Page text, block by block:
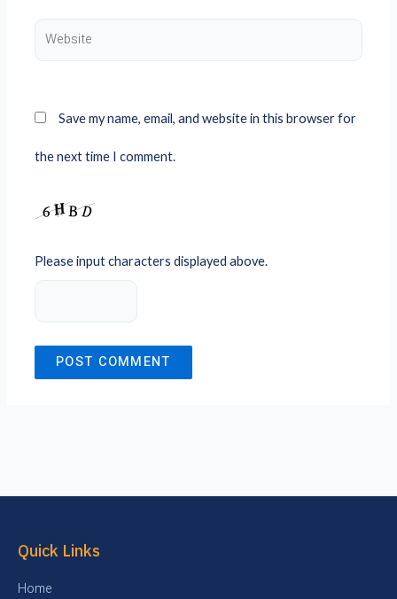
Website
Save my name, email, and website in this browser for
the next time I comment.
Please input characters displayed above.
Quick Links
Home